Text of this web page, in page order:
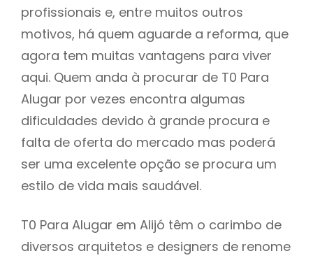
profissionais e, entre muitos outros
motivos, há quem aguarde a reforma, que
agora tem muitas vantagens para viver
aqui. Quem anda à procurar de T0 Para
Alugar por vezes encontra algumas
dificuldades devido à grande procura e
falta de oferta do mercado mas poderá
ser uma excelente opção se procura um
estilo de vida mais saudável.
T0 Para Alugar em Alijó têm o carimbo de
diversos arquitetos e designers de renome